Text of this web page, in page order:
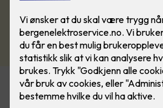
Ledende leverandør